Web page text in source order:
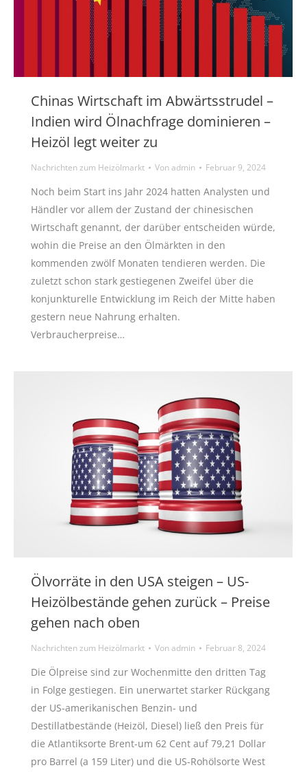
Chinas Wirtschaft im Abwärtsstrudel –
Indien wird Ölnachfrage dominieren –
Heizöl legt weiter zu
Nachrichten zum Heizölmarkt Vonadmin Februar 9, 2024
Noch beim Start ins Jahr 2024 hatten Analysten und
Händler vor allem der Zustand der chinesischen
Wirtschaft genannt, der darüber entscheiden würde,
wohin die Preise an den Ölmärkten in den
kommenden zwölf Monaten tendieren werden. Die
zuletzt schon stark gestiegenen Zweifel über die
konjunkturelle Entwicklung im Reich der Mitte haben
gestern neue Nahrung erhalten.
Verbraucherpreise…
Ölvorräte in den USA steigen – US-
Heizölbestände gehen zurück – Preise
gehen nach oben
Nachrichten zum Heizölmarkt Vonadmin Februar 8, 2024
Die Ölpreise sind zur Wochenmitte den dritten Tag
in Folge gestiegen. Ein unerwartet starker Rückgang
der US-amerikanischen Benzin- und
Destillatbestände (Heizöl, Diesel) ließ den Preis für
die Atlantiksorte Brent-um 62 Cent auf 79,21 Dollar
pro Barrel (a 159 Liter) und die US-Rohölsorte West